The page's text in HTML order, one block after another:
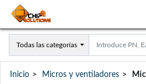
Todas las categorías
Inicio Micros y ventiladores